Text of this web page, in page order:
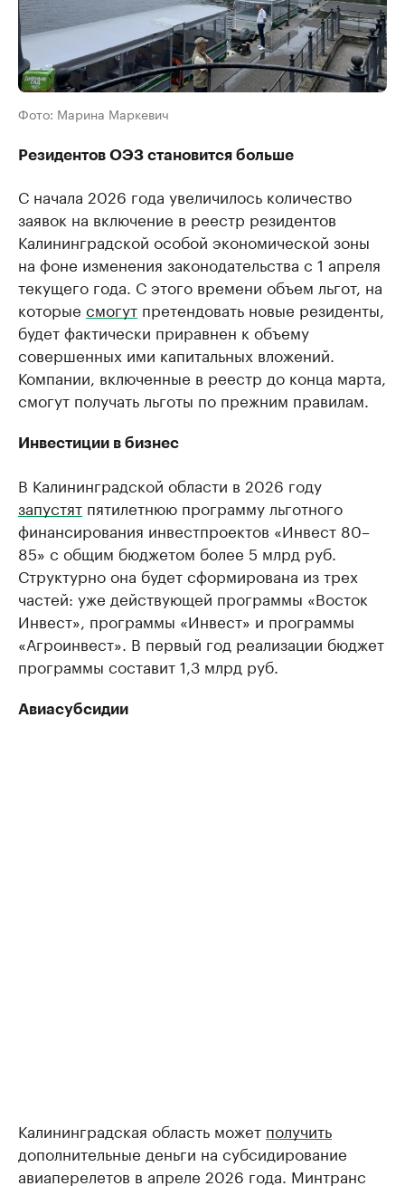
Фото: Марина Маркевич
Резидентов ОЭЗ становится больше
С начала 2026 года увеличилось количество
заявок на включение в реестр резидентов
Калининградской особой экономической зоны
на фоне изменения законодательства с 1 апреля
текущего года. С этого времени объем льгот, на
которые смогут претендовать новые резиденты,
будет фактически приравнен к объему
совершенных ими капитальных вложений.
Компании, включенные в реестр до конца марта,
смогут получать льготы по прежним правилам.
Инвестиции в бизнес
В Калининградской области в 2026 году
запустят пятилетнюю программу льготного
финансирования инвестпроектов «Инвест 80–
85» с общим бюджетом более 5 млрд руб.
Структурно она будет сформирована из трех
частей: уже действующей программы «Восток
Инвест», программы «Инвест» и программы
«Агроинвест». В первый год реализации бюджет
программы составит 1,3 млрд руб.
Авиасубсидии
Калининградская область может получить
дополнительные деньги на субсидирование
авиаперелетов в апреле 2026 года. Минтранс